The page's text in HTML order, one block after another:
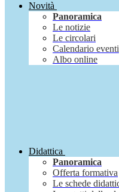
Novità
Panoramica
Le notizie
Le circolari
Calendario eventi
Albo online
Didattica
Panoramica
Offerta formativa
Le schede